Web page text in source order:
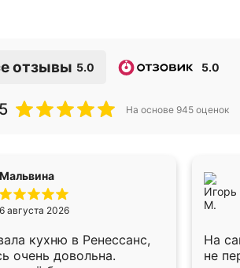
отзывы 5.0 5.0
На основе 945 оценок
Мальвина
6 августа 2026
кухню в Ренессанс,
очень довольна.
На
не